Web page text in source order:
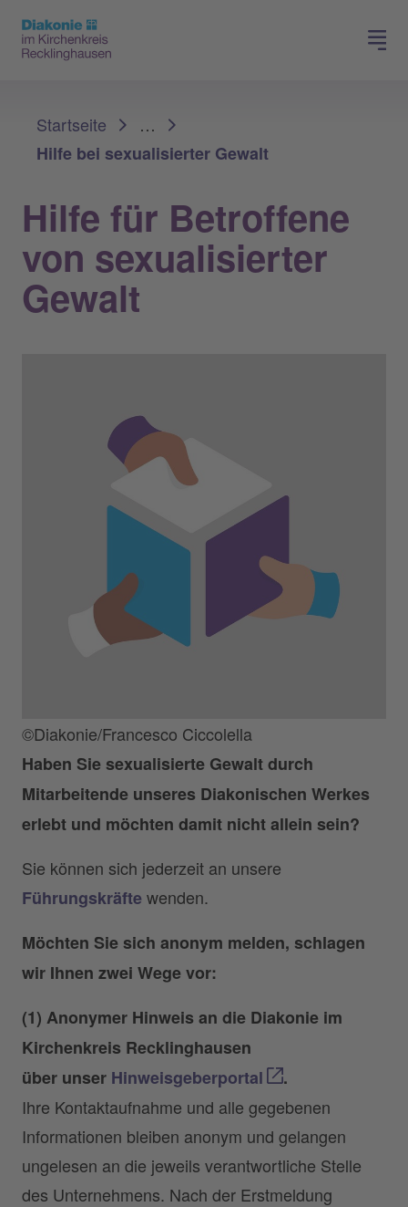
Spenden
Startseite
…
Hilfe bei sexualisierter Gewalt
Hilfe für Betroffene
von sexualisierter
Gewalt
©Diakonie/Francesco Ciccolella
Haben Sie sexualisierte Gewalt durch
Mitarbeitende unseres Diakonischen Werkes
erlebt und möchten damit nicht allein sein?
Sie können sich jederzeit an unsere
Führungskräfte wenden.
Möchten Sie sich anonym melden, schlagen
wir Ihnen zwei Wege vor:
(1) Anonymer Hinweis an die Diakonie im
Kirchenkreis Recklinghausen
über unser Hinweisgeberportal
.
Ihre Kontaktaufnahme und alle gegebenen
Informationen bleiben anonym und gelangen
ungelesen an die jeweils verantwortliche Stelle
des Unternehmens. Nach der Erstmeldung